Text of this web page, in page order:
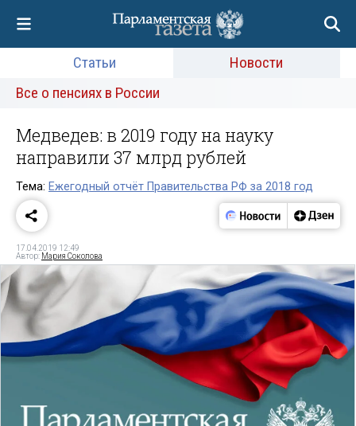
Статьи
Новости
Все о пенсиях в России
Медведев: в 2019 году на науку
направили 37 млрд рублей
Тема: Ежегодный отчёт Правительства РФ за 2018 год
17.04.2019 12:49
Автор: Мария Соколова